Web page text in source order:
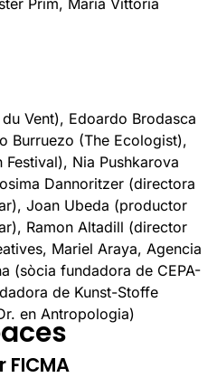
Prim, Maria Vittoria
Vent), Edoardo Brodasca
Burruezo (The Ecologist),
Festival), Nia Pushkarova
Dannoritzer (directora
Joan Ubeda (productor
Ramon Altadill (director
Mariel Araya, Agencia
(sòcia fundadora de CEPA-
de Kunst-Stoffe
en Antropologia)